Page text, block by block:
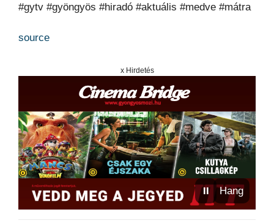
#gytv #gyöngyös #hiradó #aktuális #medve #mátra
source
x Hirdetés
⏸ Hang